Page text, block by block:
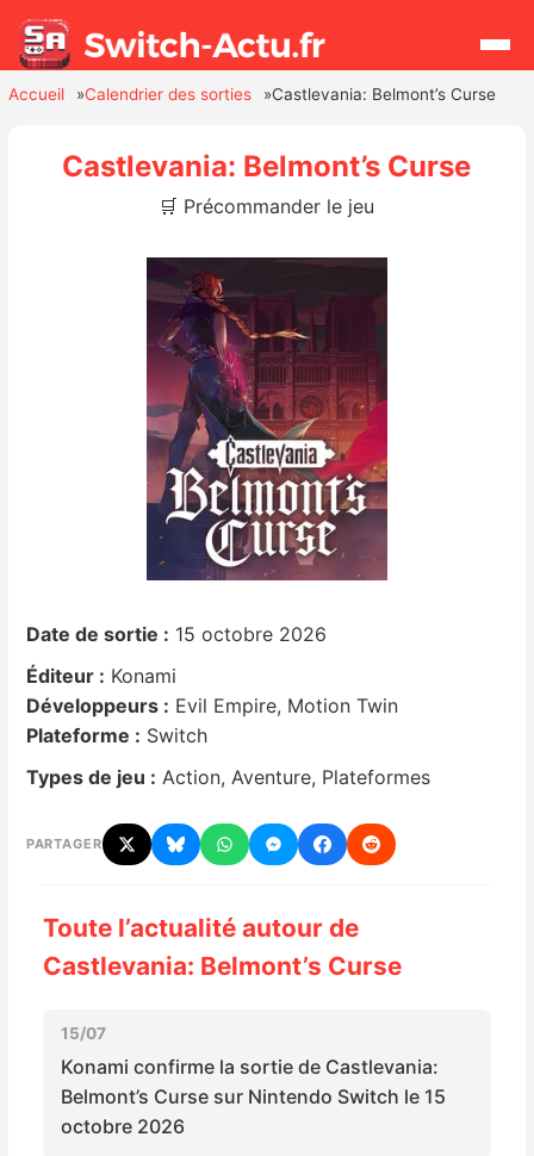
Hardware
Mises à jour
Chiffres de ventes
Nintendo Direct
Tests et previews
Tests de jeux
Tests d’accessoires
Autres tests
Précommandes
Précommandes jeux Switch 2
Sorties de jeux
Accueil Calendrier des sorties Castlevania: Belmont’s Curse
Castlevania: Belmont’s Curse
🛒 Précommander le jeu
Date de sortie : 15 octobre 2026
Éditeur : Konami
Développeurs : Evil Empire, Motion Twin
Plateforme : Switch
Types de jeu : Action, Aventure, Plateformes
PARTAGER
Toute l’actualité autour de
Castlevania: Belmont’s Curse
15/07
Konami confirme la sortie de Castlevania:
Belmont’s Curse sur Nintendo Switch le 15
octobre 2026